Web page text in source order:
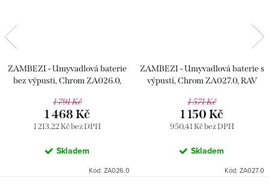
ZAMBEZI - Umyvadlová baterie
bez výpusti, Chrom ZA026.0,
1 791 Kč
1 213,22 Kč bez DPH
1 468 Kč
Skladem
Kód: ZA026.0
ZAMBEZI - Umyvadlová baterie s
výpustí, Chrom ZA027.0, RAV
1 571 Kč
950,41 Kč bez DPH
1 150 Kč
Skladem
Kód: ZA027.0